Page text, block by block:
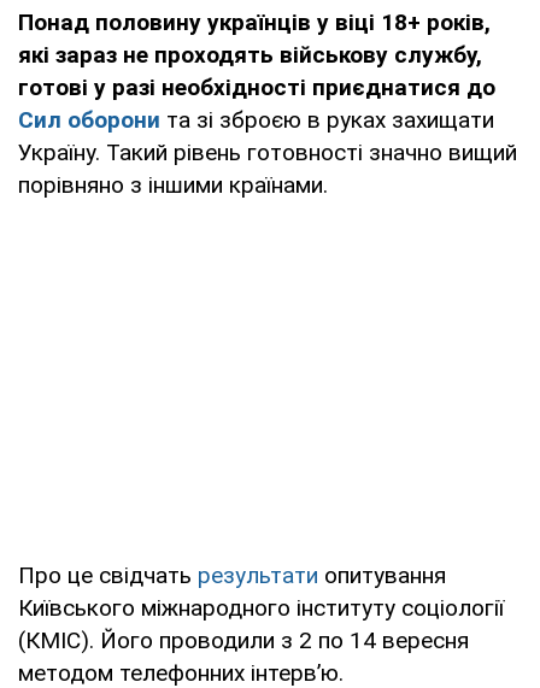
Понад половину українців у віці 18+ років,
які зараз не проходять військову службу,
готові у разі необхідності приєднатися до
Сил оборони та зі зброєю в руках захищати
Україну. Такий рівень готовності значно вищий
порівняно з іншими країнами.
Про це свідчать результати опитування
Київського міжнародного інституту соціології
(КМІС). Його проводили з 2 по 14 вересня
методом телефонних інтерв’ю.